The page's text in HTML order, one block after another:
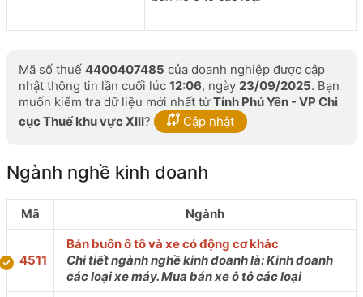
Mã số thuế 4400407485 của doanh nghiệp được cập
nhật thông tin lần cuối lúc 12:06, ngày 23/09/2025. Bạn
muốn kiểm tra dữ liệu mới nhất từTỉnh Phú Yên - VP Chi
cục Thuế khu vực XIII? Cập nhật
Ngành nghề kinh doanh
Mã Ngành
4511
Bán buôn ô tô và xe có động cơ khác
Chi tiết ngành nghề kinh doanh là: Kinh doanh
các loại xe máy. Mua bán xe ô tô các loại